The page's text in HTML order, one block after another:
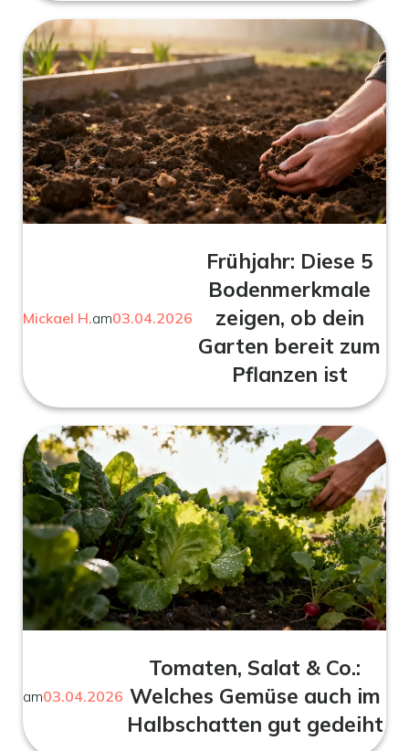
Mickael H.am03.04.2026
Frühjahr: Diese 5
Bodenmerkmale
zeigen, ob dein
Garten bereit zum
Pflanzen ist
am03.04.2026
Tomaten, Salat & Co.:
Welches Gemüse auch im
Halbschatten gut gedeiht